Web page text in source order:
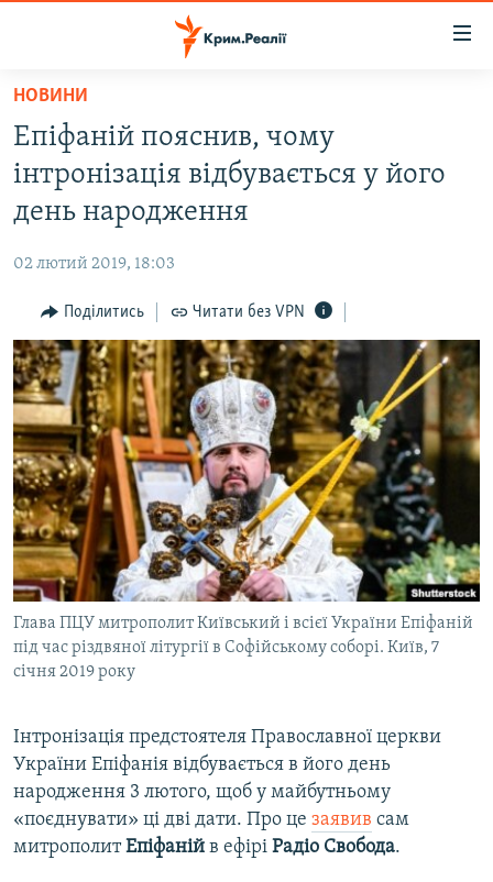
Перейти
основного
матеріалу
Перейти
до
основної
Перейти
до
пошуку
НОВИНИ
ВОДА.КРИМ
ВІДЕО ТА ФОТО
БЛОГИ
ПОГЛЯД
ІНТЕРВ'Ю
ВСЕ ЗА ДЕНЬ
СПЕЦПРОЕКТИ
ДЕПОРТАЦІЯ
ВІДЕОУРОКИ «ELIFBE»
СВІДЧЕННЯ ОКУПАЦІЇ
УКРАЇНСЬКА ПРОБЛЕМА КРИМУ
ІНФОГРАФІКА
ЯК ОБІЙТИ БЛОКУВАННЯ
Русский
Qırımtatar
ДОЛУЧАЙСЯ!
Усі сайти RFE/RL
НОВИНИ
Епіфаній пояснив, чому
інтронізація відбувається у його
день народження
02 лютий 2019, 18:03
Поділитись Читати без VPN
Глава ПЦУ митрополит Київський і всієї України Епіфаній
під час різдвяної літургії в Софійському соборі. Київ, 7
січня 2019 року
Інтронізація предстоятеля Православної церкви
України Епіфанія відбувається в його день
народження 3 лютого, щоб у майбутньому
«поєднувати» ці дві дати. Про це заявив сам
митрополитЕпіфаній в ефірі Радіо Свобода.